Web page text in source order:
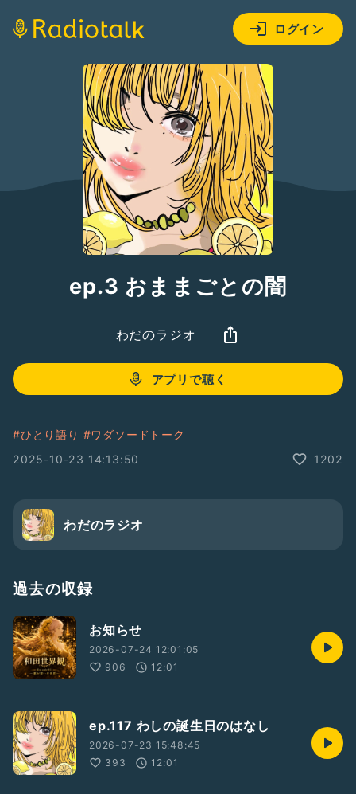
ログイン
ep.3 おままごとの闇
わだのラジオ
アプリで聴く
#ひとり語り #ワダソードトーク
2025-10-23 14:13:50
1202
わだのラジオ
過去の収録
お知らせ
2026-07-24 12:01:05
906
12:01
ep.117 わしの誕生日のはなし
2026-07-23 15:48:45
393
12:01